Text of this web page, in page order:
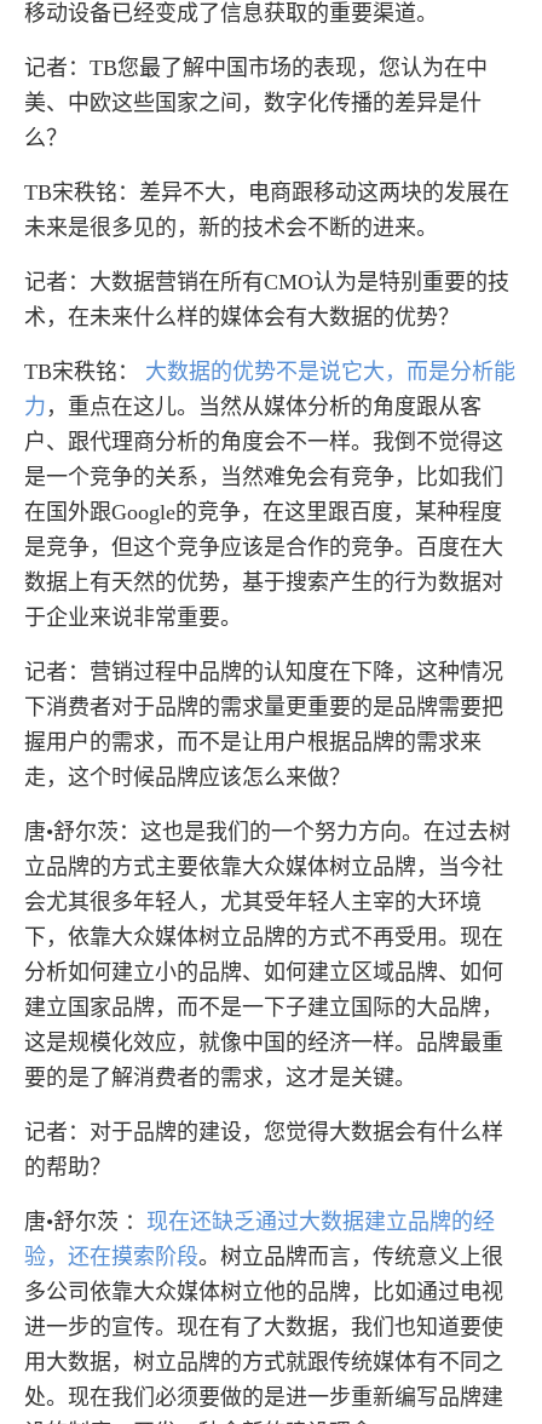
移动设备已经变成了信息获取的重要渠道。
记者：TB您最了解中国市场的表现，您认为在中
美、中欧这些国家之间，数字化传播的差异是什
么？
TB宋秩铭：差异不大，电商跟移动这两块的发展在
未来是很多见的，新的技术会不断的进来。
记者：大数据营销在所有CMO认为是特别重要的技
术，在未来什么样的媒体会有大数据的优势？
TB宋秩铭： 大数据的优势不是说它大，而是分析能
力 ，重点在这儿。当然从媒体分析的角度跟从客
户、跟代理商分析的角度会不一样。我倒不觉得这
是一个竞争的关系，当然难免会有竞争，比如我们
在国外跟Google的竞争，在这里跟百度，某种程度
是竞争，但这个竞争应该是合作的竞争。百度在大
数据上有天然的优势，基于搜索产生的行为数据对
于企业来说非常重要。
记者：营销过程中品牌的认知度在下降，这种情况
下消费者对于品牌的需求量更重要的是品牌需要把
握用户的需求，而不是让用户根据品牌的需求来
走，这个时候品牌应该怎么来做？
唐•舒尔茨：这也是我们的一个努力方向。在过去树
立品牌的方式主要依靠大众媒体树立品牌，当今社
会尤其很多年轻人，尤其受年轻人主宰的大环境
下，依靠大众媒体树立品牌的方式不再受用。现在
分析如何建立小的品牌、如何建立区域品牌、如何
建立国家品牌，而不是一下子建立国际的大品牌，
这是规模化效应，就像中国的经济一样。品牌最重
要的是了解消费者的需求，这才是关键。
记者：对于品牌的建设，您觉得大数据会有什么样
的帮助？
唐•舒尔茨 ： 现在还缺乏通过大数据建立品牌的经
验，还在摸索阶段。树立品牌而言，传统意义上很
多公司依靠大众媒体树立他的品牌，比如通过电视
进一步的宣传。现在有了大数据，我们也知道要使
用大数据，树立品牌的方式就跟传统媒体有不同之
处。现在我们必须要做的是进一步重新编写品牌建